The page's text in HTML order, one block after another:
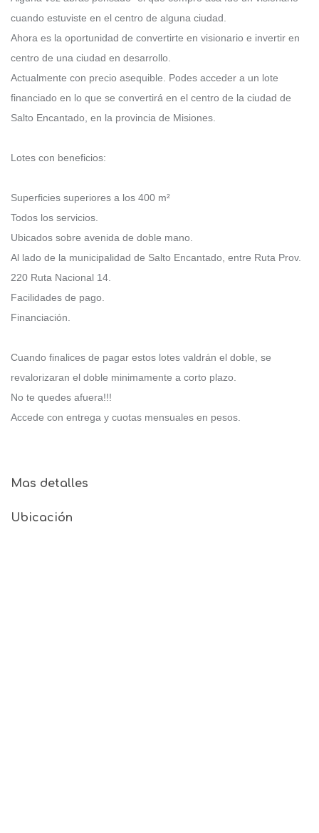
cuando estuviste en el centro de alguna ciudad.
Ahora es la oportunidad de convertirte en visionario e invertir en
centro de una ciudad en desarrollo.
Actualmente con precio asequible. Podes acceder a un lote
financiado en lo que se convertirá en el centro de la ciudad de
Salto Encantado, en la provincia de Misiones.
Lotes con beneficios:
Superficies superiores a los 400 m²
Todos los servicios.
Ubicados sobre avenida de doble mano.
Al lado de la municipalidad de Salto Encantado, entre Ruta Prov.
220 Ruta Nacional 14.
Facilidades de pago.
Financiación.
Cuando finalices de pagar estos lotes valdrán el doble, se
revalorizaran el doble minimamente a corto plazo.
No te quedes afuera!!!
Accede con entrega y cuotas mensuales en pesos.
Mas detalles
Ubicación